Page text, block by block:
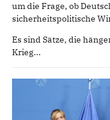
um die Frage, ob
sicherheitspolitische
Es sind Sätze, die
Krieg...